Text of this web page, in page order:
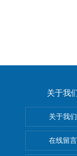
关于我
关于我们
在线留言